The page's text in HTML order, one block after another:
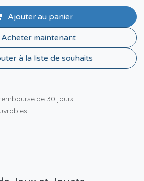
Ajouter au panier
Acheter maintenant
à la liste de souhaits
de 30 jours